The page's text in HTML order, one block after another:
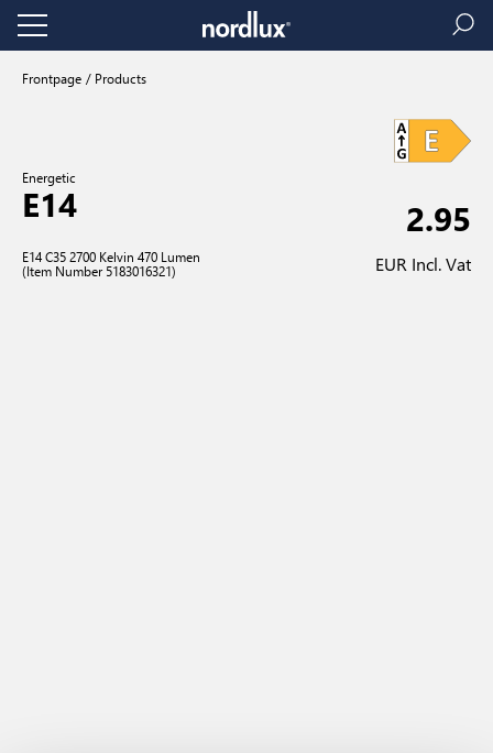
Frontpage Products
Energetic
E14
E14 C35 2700 Kelvin 470 Lumen
(Item Number 5183016321)
2.95
EUR Incl. Vat